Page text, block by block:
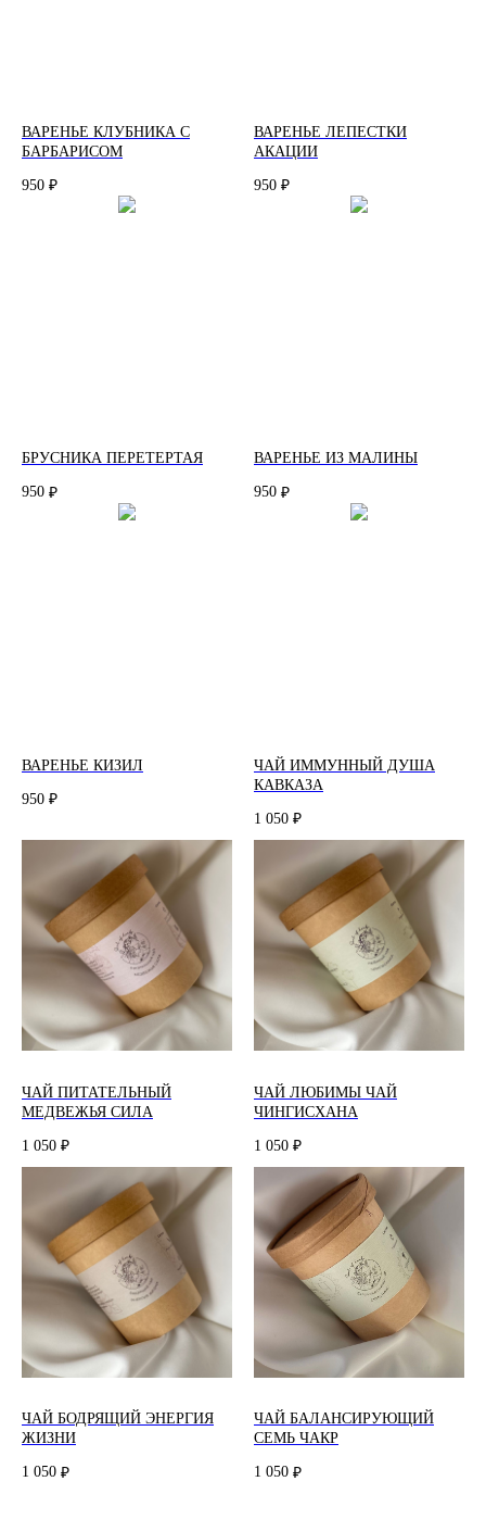
ВАРЕНЬЕ КЛУБНИКА С
БАРБАРИСОМ
950 ₽
ВАРЕНЬЕ ЛЕПЕСТКИ
АКАЦИИ
950 ₽
БРУСНИКА ПЕРЕТЕРТАЯ
950 ₽
ВАРЕНЬЕ ИЗ МАЛИНЫ
950 ₽
ВАРЕНЬЕ КИЗИЛ
950 ₽
ЧАЙ ИММУННЫЙ ДУША
КАВКАЗА
1 050 ₽
ЧАЙ ПИТАТЕЛЬНЫЙ
МЕДВЕЖЬЯ СИЛА
1 050 ₽
ЧАЙ ЛЮБИМЫ ЧАЙ
ЧИНГИСХАНА
1 050 ₽
ЧАЙ БОДРЯЩИЙ ЭНЕРГИЯ
ЖИЗНИ
1 050 ₽
ЧАЙ БАЛАНСИРУЮЩИЙ
СЕМЬ ЧАКР
1 050 ₽